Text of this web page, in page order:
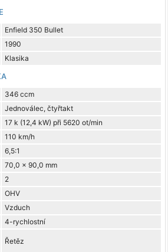
Enfield 350 Bullet
1990
Klasika
346 ccm
Jednoválec, čtyřtakt
17 k (12,4 kW) při 5620 ot/min
110 km/h
6,5:1
70,0 x 90,0 mm
2
OHV
Vzduch
4-rychlostní
Řetěz